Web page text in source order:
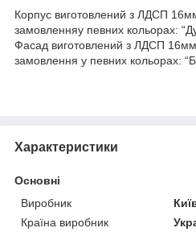
Корпус виготовлений з ЛДСП
замовленняу певних кольорах:
Фасад виготовлений з ЛДСП
замовлення у певних кольорах:
Характеристики
Основні
Виробник
Країна виробник